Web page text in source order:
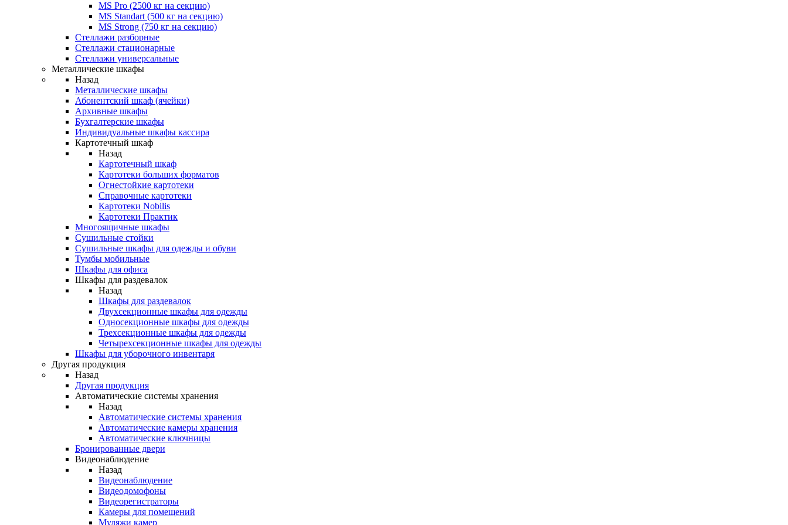
MS Pro (2500 кг на секцию)
MS Standart (500 кг на секцию)
MS Strong (750 кг на секцию)
Стеллажи разборные
Стеллажи стационарные
Стеллажи универсальные
Металлические шкафы
Назад
Металлические шкафы
Абонентский шкаф (ячейки)
Архивные шкафы
Бухгалтерские шкафы
Индивидуальные шкафы кассира
Картотечный шкаф
Назад
Картотечный шкаф
Картотеки больших форматов
Огнестойкие картотеки
Справочные картотеки
Картотеки Nobilis
Картотеки Практик
Многоящичные шкафы
Сушильные стойки
Сушильные шкафы для одежды и обуви
Тумбы мобильные
Шкафы для офиса
Шкафы для раздевалок
Назад
Шкафы для раздевалок
Двухсекционные шкафы для одежды
Односекционные шкафы для одежды
Трехсекционные шкафы для одежды
Четырехсекционные шкафы для одежды
Шкафы для уборочного инвентаря
Другая продукция
Назад
Другая продукция
Автоматические системы хранения
Назад
Автоматические системы хранения
Автоматические камеры хранения
Автоматические ключницы
Бронированные двери
Видеонаблюдение
Назад
Видеонаблюдение
Видеодомофоны
Видеорегистраторы
Камеры для помещений
Муляжи камер